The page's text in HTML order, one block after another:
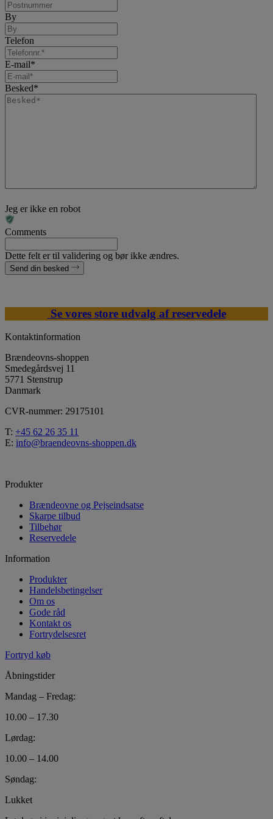
By
Telefon
E-mail*
Besked*
Jeg er ikke en robot
Comments
Dette felt er til validering og bør ikke ændres.
Send din besked
Se vores store udvalg af reservedele
Kontaktinformation
Brændeovns-shoppen
Smedegårdsvej 11
5771 Stenstrup
Danmark
CVR-nummer: 29175101
T: +45 62 26 35 11
E: info@braendeovns-shoppen.dk
Produkter
Brændeovne og Pejseindsatse
Skarpe tilbud
Tilbehør
Reservedele
Information
Produkter
Handelsbetingelser
Om os
Gode råd
Kontakt os
Fortrydelsesret
Fortryd køb
Åbningstider
Mandag – Fredag:
10.00 – 17.30
Lørdag:
10.00 – 14.00
Søndag:
Lukket